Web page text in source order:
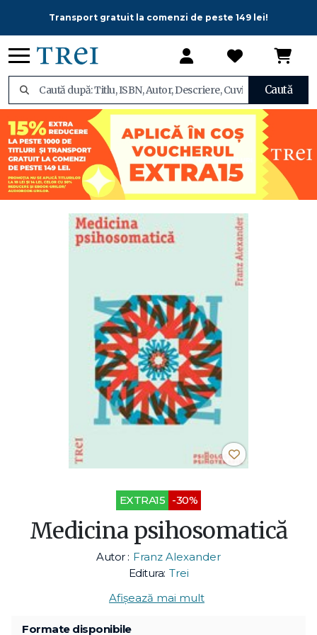
Transport gratuit la comenzi de peste 149 lei!
Caută
EXTRA15 -30%
Medicina psihosomatică
Autor : Franz Alexander
Editura: Trei
Afișează mai mult
Formate disponibile